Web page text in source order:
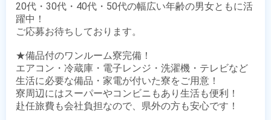
20代・30代・40代・50代の幅広い年齢の男女ともに活
躍中！
ご応募お待ちしております。
★備品付のワンルーム寮完備！
エアコン・冷蔵庫・電子レンジ・洗濯機・テレビなど
生活に必要な備品・家電が付いた寮をご用意！
寮周辺にはスーパーやコンビニもあり生活も便利！
赴任旅費も会社負担なので、県外の方も安心です！